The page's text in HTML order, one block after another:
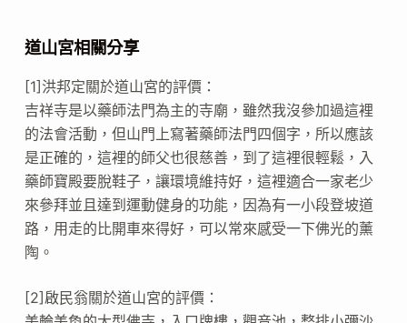
道山宮相關分享
[1]洪邦定關於道山宮的評價：
吉祥寺是以藥師法門為主的寺廟，雖然我沒參加過這裡
的法會活動，但山門上寫著藥師法門四個字，所以應該
是正確的，這裡的師父也很慈善，到了這裡很輕鬆，入
藥師寶殿要脫鞋子，讓環境維持好，這裡適合一家老少
來參拜並且達到運動健身的功能，因為有一小段登坡道
路，用走的比開車來得好，可以常來感受一下佛光的薰
陶。
[2]啟民翁關於道山宮的評價：